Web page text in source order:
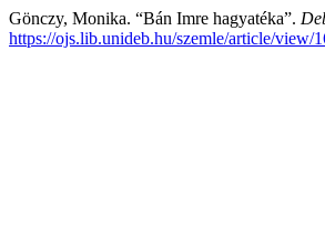
Gönczy, Monika. “Bán Imre hagyatéka”.
https://ojs.lib.unideb.hu/szemle/article/view/